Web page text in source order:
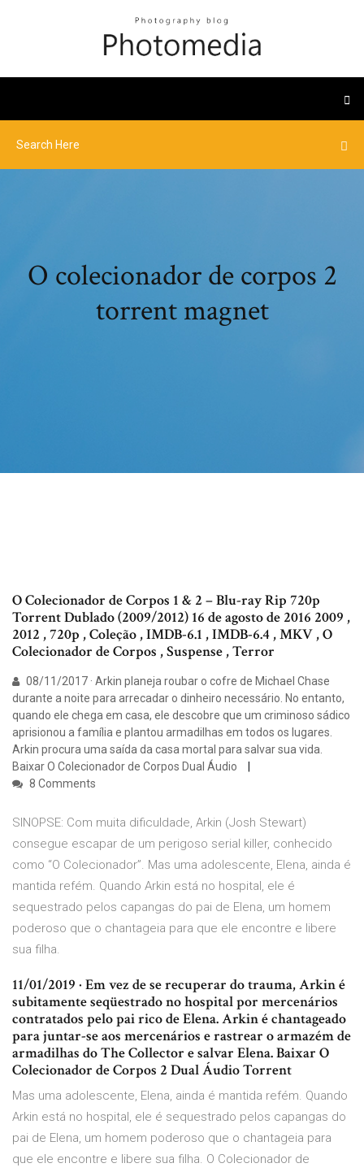
O colecionador de corpos 2
torrent magnet
O Colecionador de Corpos 1 & 2 – Blu-ray Rip 720p
Torrent Dublado (2009/2012) 16 de agosto de 2016 2009 ,
2012 , 720p , Coleção , IMDB-6.1 , IMDB-6.4 , MKV , O
Colecionador de Corpos , Suspense , Terror
08/11/2017 · Arkin planeja roubar o cofre de Michael Chase
durante a noite para arrecadar o dinheiro necessário. No entanto,
quando ele chega em casa, ele descobre que um criminoso sádico
aprisionou a família e plantou armadilhas em todos os lugares.
Arkin procura uma saída da casa mortal para salvar sua vida.
Baixar O Colecionador de Corpos Dual Áudio
8 Comments
SINOPSE: Com muita dificuldade, Arkin (Josh Stewart)
consegue escapar de um perigoso serial killer, conhecido
como “O Colecionador”. Mas uma adolescente, Elena, ainda é
mantida refém. Quando Arkin está no hospital, ele é
sequestrado pelos capangas do pai de Elena, um homem
poderoso que o chantageia para que ele encontre e libere
sua filha.
11/01/2019 · Em vez de se recuperar do trauma, Arkin é
subitamente seqüestrado no hospital por mercenários
contratados pelo pai rico de Elena. Arkin é chantageado
para juntar-se aos mercenários e rastrear o armazém de
armadilhas do The Collector e salvar Elena. Baixar O
Colecionador de Corpos 2 Dual Áudio Torrent
Mas uma adolescente, Elena, ainda é mantida refém. Quando
Arkin está no hospital, ele é sequestrado pelos capangas do
pai de Elena, um homem poderoso que o chantageia para
que ele encontre e libere sua filha. O Colecionador de